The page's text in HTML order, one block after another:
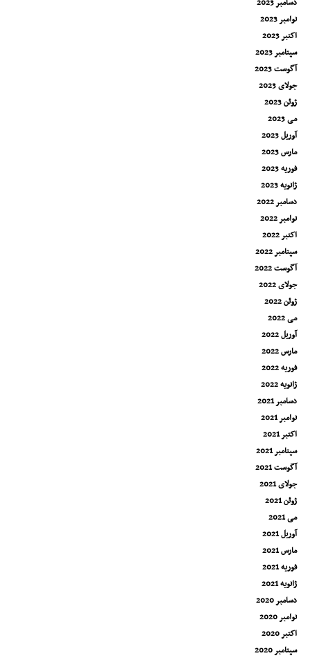
دسامبر 2023
نوامبر 2023
اکتبر 2023
سپتامبر 2023
آگوست 2023
جولای 2023
ژوئن 2023
می 2023
آوریل 2023
مارس 2023
فوریه 2023
ژانویه 2023
دسامبر 2022
نوامبر 2022
اکتبر 2022
سپتامبر 2022
آگوست 2022
جولای 2022
ژوئن 2022
می 2022
آوریل 2022
مارس 2022
فوریه 2022
ژانویه 2022
دسامبر 2021
نوامبر 2021
اکتبر 2021
سپتامبر 2021
آگوست 2021
جولای 2021
ژوئن 2021
می 2021
آوریل 2021
مارس 2021
فوریه 2021
ژانویه 2021
دسامبر 2020
نوامبر 2020
اکتبر 2020
سپتامبر 2020